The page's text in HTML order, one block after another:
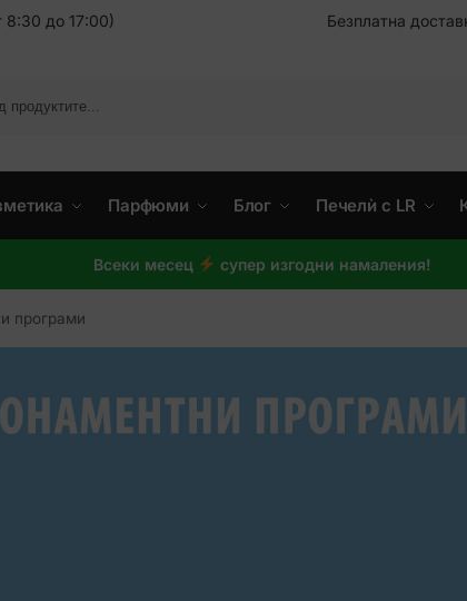
8:30 до 17:00) Безплатна
Парфюми Блог Печелѝ с LR
Всеки месец супер изгодни намаления!
програми